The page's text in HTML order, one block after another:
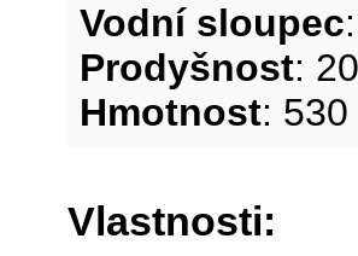
Vodní sloupec
Prodyšnost:
Hmotnost: 530
Vlastnosti: